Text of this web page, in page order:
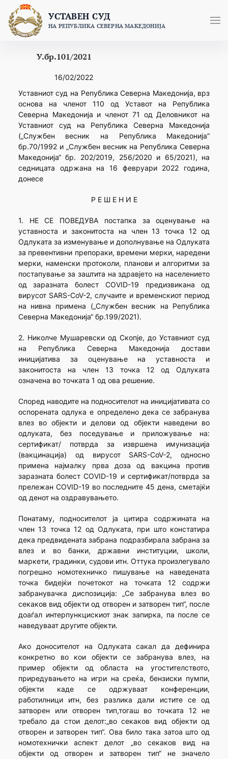
content
УСТАВЕН СУД
НА РЕПУБЛИКА СЕВЕРНА МАКЕДОНИЈА
У.бр.101/2021
16/02/2022
Уставниот суд на Република Северна Македонија, врз
основа на членот 110 од Уставот на Република
Северна Македонија и членот 71 од Деловникот на
Уставниот суд на Република Северна Македонија
(„Службен весник на Република Македонија”
бр.70/1992 и „Службен весник на Република Северна
Македонија“ бр. 202/2019, 256/2020 и 65/2021), на
седницата одржана на 16 февруари 2022 година,
донесе
Р Е Ш Е Н И Е
1. НЕ СЕ ПОВЕДУВА постапка за оценување на
уставноста и законитоста на член 13 точка 12 од
Одлуката за изменување и дополнување на Одлуката
за превентивни препораки, времени мерки, наредени
мерки, наменски протоколи, планови и алгоритми за
постапување за заштита на здравјето на населението
од заразната болест COVID-19 предизвикана од
вирусот SARS-CoV-2, случаите и временскиот период
на нивна примена („Службен весник на Република
Северна Македонија“ бр.199/2021).
2. Николче Мушаревски од Скопје, до Уставниот суд
на Република Северна Македонија достави
иницијатива за оценување на уставноста и
законитоста на член 13 точка 12 од Одлуката
означена во точката 1 од ова решение.
Според наводите на подносителот на иницијативата со
оспорената одлука е определено дека се забранува
влез во објекти и делови од објекти наведени во
одлуката, без поседување и приложување на:
сертификат/ потврда за извршена имунизација
(вакцинација) од вирусот SARS-CoV-2, односно
примена најмалку прва доза од вакцина против
заразната болест COVID-19 и сертификат/потврда за
прележан COVID-19 во последните 45 дена, сметајќи
од денот на оздравувањето.
Понатаму, подносителот ја цитира содржината на
член 13 точка 12 од Одлуката, при што констатира
дека предвидената забрана подразбирала забрана за
влез и во банки, државни институции, школи,
маркети, градинки, судови итн. Оттука произлегувало
погрешно номотехничко пишување на наведената
точка бидејќи почетокот на точката 12 содржи
забранувачка диспозиција: „Се забранува влез во
секаков вид објекти од отворен и затворен тип“, после
доаѓал интерпункцискиот знак запирка, па после се
наведуваат другите објекти.
Ако доносителот на Одлуката сакал да дефинира
конкретно во кои објекти се забранува влез, на
пример објекти од областа на угостителството,
приредувањето на игри на среќа, бензиски пумпи,
објекти каде се одржуваат конференции,
работилници итн, без разлика дали истите се од
затворен или отворен тип,тогаш во точката 12 не
требало да стои делот:„во секаков вид објекти од
отворен и затворен тип“. Ова било така затоа што од
номотехнички аспект делот „во секаков вид на
објекти од отворен и затворен тип“ не значело